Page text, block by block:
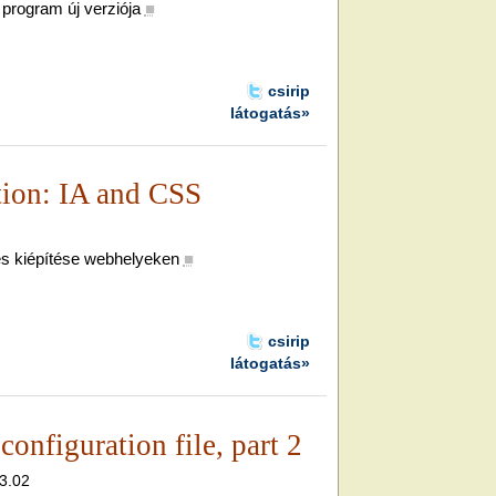
új verziója ■
csirip
látogatás»
IA and CSS
kiépítése webhelyeken ■
csirip
látogatás»
file, part 2